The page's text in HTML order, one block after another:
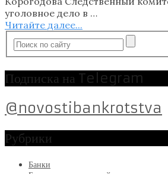
уголовное дело в …
Читайте далее...
Подписка на Telegram
@novostibankrotstva
Рубрики
Банки